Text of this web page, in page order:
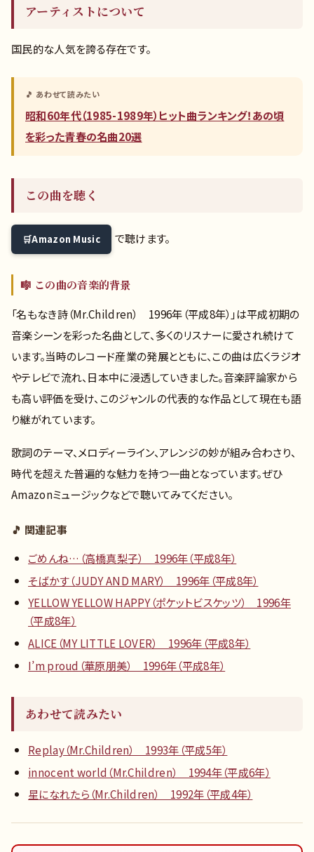
アーティストについて
国民的な人気を誇る存在です。
🎵 あわせて読みたい
昭和60年代（1985-1989年）ヒット曲ランキング！あの頃
を彩った青春の名曲20選
この曲を聴く
Amazon Music で聴けます。
🎼 この曲の音楽的背景
「名もなき詩（Mr.Children） 1996年（平成8年）」は平成初期の
音楽シーンを彩った名曲として、多くのリスナーに愛され続けて
います。当時のレコード産業の発展とともに、この曲は広くラジオ
やテレビで流れ、日本中に浸透していきました。音楽評論家から
も高い評価を受け、このジャンルの代表的な作品として現在も語
り継がれています。
歌詞のテーマ、メロディーライン、アレンジの妙が組み合わさり、
時代を超えた普遍的な魅力を持つ一曲となっています。ぜひ
Amazonミュージックなどで聴いてみてください。
🎵 関連記事
ごめんね…（高橋真梨子） 1996年（平成8年）
そばかす（JUDY AND MARY） 1996年（平成8年）
YELLOW YELLOW HAPPY（ポケットビスケッツ） 1996年
（平成8年）
ALICE（MY LITTLE LOVER） 1996年（平成8年）
I’m proud（華原朋美） 1996年（平成8年）
あわせて読みたい
Replay（Mr.Children） 1993年（平成5年）
innocent world（Mr.Children） 1994年（平成6年）
星になれたら（Mr.Children） 1992年（平成4年）